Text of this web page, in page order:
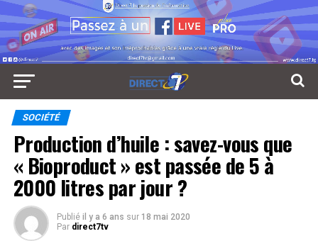
SOCIÉTÉ
Production d’huile : savez-vous que
« Bioproduct » est passée de 5 à
2000 litres par jour ?
Publié il y a 6 ans sur 18 mai 2020
Par direct7tv